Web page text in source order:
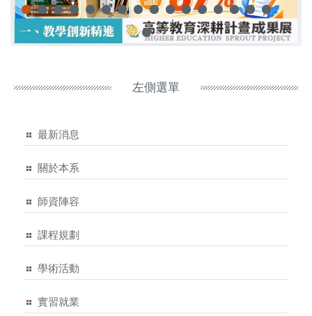
左側選單
最新消息
關於本系
師資陣容
課程規劃
學術活動
實習就業